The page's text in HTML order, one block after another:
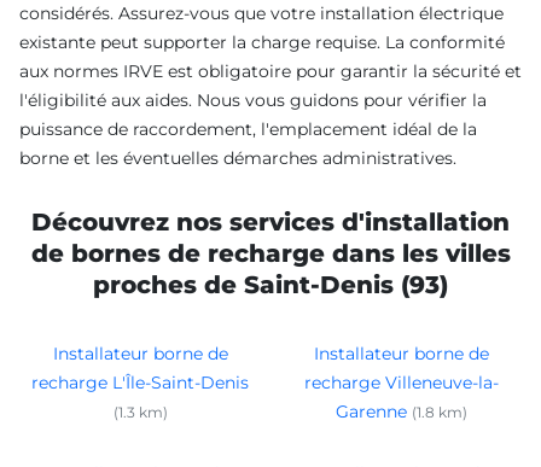
considérés. Assurez-vous que votre installation électrique
existante peut supporter la charge requise. La conformité
aux normes IRVE est obligatoire pour garantir la sécurité et
l'éligibilité aux aides. Nous vous guidons pour vérifier la
puissance de raccordement, l'emplacement idéal de la
borne et les éventuelles démarches administratives.
Découvrez nos services d'installation
de bornes de recharge dans les villes
proches de Saint-Denis (93)
Installateur borne de
recharge L'Île-Saint-Denis
(1.3 km)
Installateur borne de
recharge Villeneuve-la-
Garenne (1.8 km)